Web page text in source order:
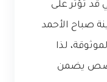
قد تؤثر على
صباح الأحمد
لذا
يضمن